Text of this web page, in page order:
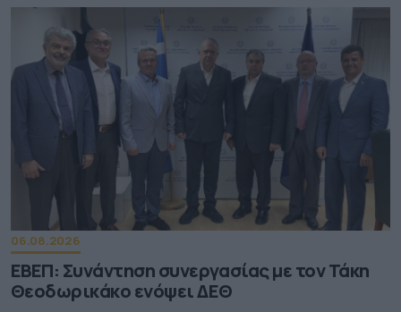
06.08.2026
ΕΒΕΠ: Συνάντηση συνεργασίας με τον Τάκη
Θεοδωρικάκο ενόψει ΔΕΘ